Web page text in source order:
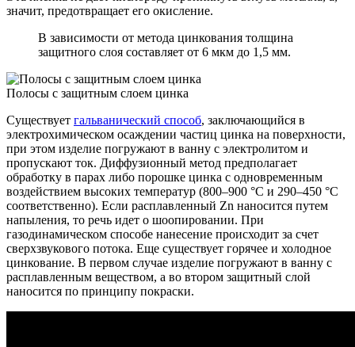
значит, предотвращает его окисление.
В зависимости от метода цинкования толщина
защитного слоя составляет от 6 мкм до 1,5 мм.
Полосы с защитным слоем цинка
Существует гальванический способ, заключающийся в
электрохимическом осаждении частиц цинка на поверхности,
при этом изделие погружают в ванну с электролитом и
пропускают ток. Диффузионный метод предполагает
обработку в парах либо порошке цинка с одновременным
воздействием высоких температур (800–900 °C и 290–450 °C
соответственно). Если расплавленный Zn наносится путем
напыления, то речь идет о шоопировании. При
газодинамическом способе нанесение происходит за счет
сверхзвукового потока. Еще существует горячее и холодное
цинкование. В первом случае изделие погружают в ванну с
расплавленным веществом, а во втором защитный слой
наносится по принципу покраски.